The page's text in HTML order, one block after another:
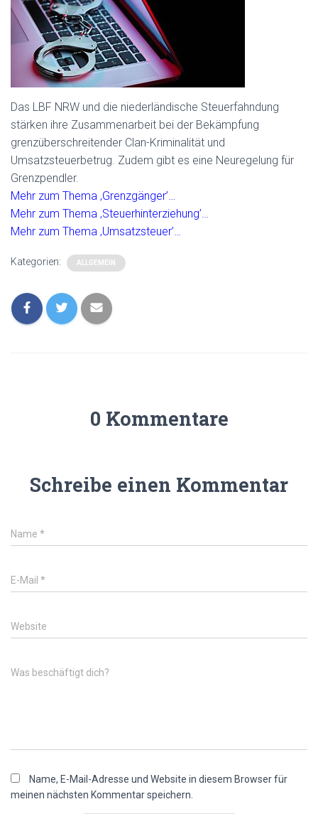
Das LBF NRW und die niederländische Steuerfahndung
stärken ihre Zusammenarbeit bei der Bekämpfung
grenzüberschreitender Clan-Kriminalität und
Umsatzsteuerbetrug. Zudem gibt es eine Neuregelung für
Grenzpendler.
Mehr zum Thema ‚Grenzgänger’…
Mehr zum Thema ‚Steuerhinterziehung’…
Mehr zum Thema ‚Umsatzsteuer’…
Kategorien: ALLGEMEIN
0 Kommentare
Schreibe einen Kommentar
Name *
E-Mail *
Website
Was beschäftigt dich?
Name, E-Mail-Adresse und Website in diesem Browser für
meinen nächsten Kommentar speichern.